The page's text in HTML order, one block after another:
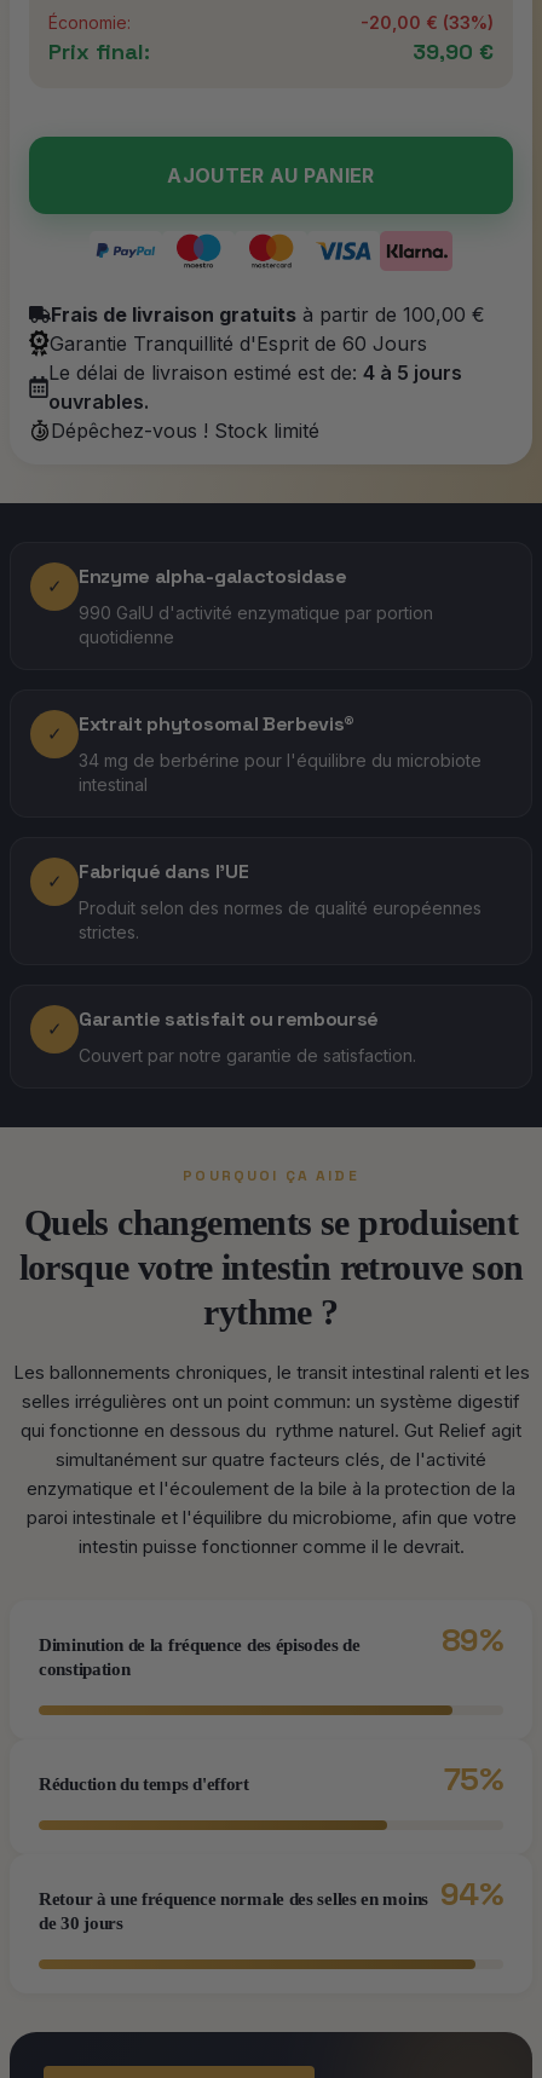
Économie:
-20,00 € (33%)
Prix final: 39,90 €
AJOUTER AU PANIER
Frais de livraison gratuits à partir de 100,00 €
Garantie Tranquillité d'Esprit de 60 Jours
Le délai de livraison estimé est de:4 à 5 jours
ouvrables.
Dépêchez-vous ! Stock limité
✓ Enzyme alpha-galactosidase
990 GaIU d'activité enzymatique par portion
quotidienne
✓ Extrait phytosomal Berbevis®
34 mg de berbérine pour l'équilibre du microbiote
intestinal
✓ Fabriqué dans l'UE
Produit selon des normes de qualité européennes
strictes.
✓ Garantie satisfait ou remboursé
Couvert par notre garantie de satisfaction.
POURQUOI ÇA AIDE
Quels changements se produisent
lorsque votre intestin retrouve son
rythme ?
Les ballonnements chroniques, le transit intestinal ralenti et les
selles irrégulières ont un point commun: un système digestif
qui fonctionne en dessous du rythme naturel. Gut Relief agit
simultanément sur quatre facteurs clés, de l'activité
enzymatique et l'écoulement de la bile à la protection de la
paroi intestinale et l'équilibre du microbiome, afin que votre
intestin puisse fonctionner comme il le devrait.
Diminution de la fréquence des épisodes de
constipation
89%
Réduction du temps d'effort 75%
Retour à une fréquence normale des selles en moins
de 30 jours
94%